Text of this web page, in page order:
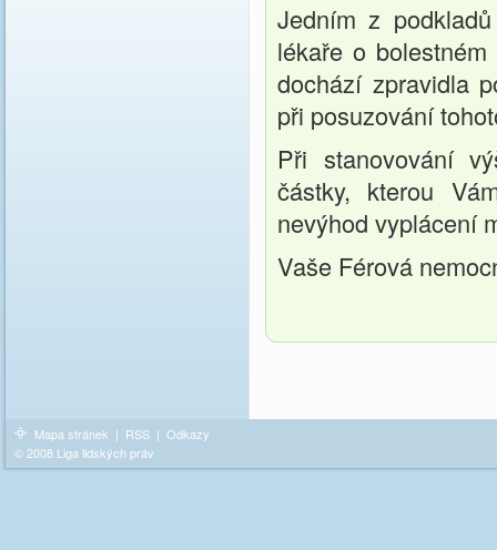
Jedním z
lékaře o
dochází zpravidla
při posuzování
Při stanovování
částky, kterou
nevýhod vyplácení
Vaše Férová
Mapa stránek | RSS | Odkazy
© 2008 Liga lidských práv